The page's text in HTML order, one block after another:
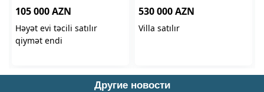
Другие новости